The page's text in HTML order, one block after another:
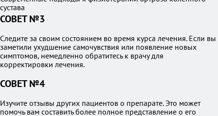
сустава
СОВЕТ №3
Следите за своим состоянием во время курса лечения. Если вы
заметили ухудшение самочувствия или появление новых
симптомов, немедленно обратитесь к врачу для
корректировки лечения.
СОВЕТ №4
Изучите отзывы других пациентов о препарате. Это может
помочь вам составить более полное представление о его